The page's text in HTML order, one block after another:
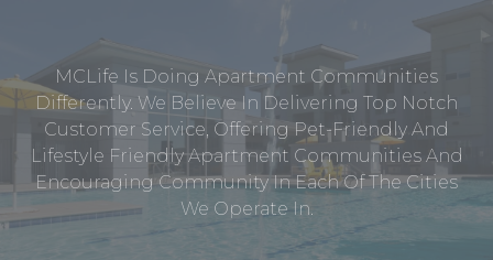
MCLife Is Doing Apartment Communities
Differently. We Believe In Delivering Top Notch
Customer Service, Offering Pet-Friendly And
Lifestyle Friendly Apartment Communities And
Encouraging Community In Each Of The Cities
We Operate In.